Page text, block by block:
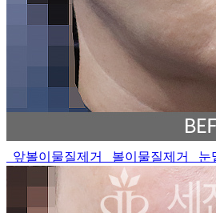
앞볼이물질제거 볼이물질제거 눈